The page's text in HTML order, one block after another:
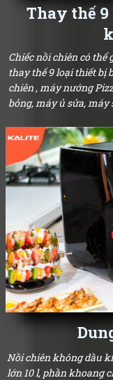
Thay thế 9
Chiếc nồi chiên có
thay thế 9 loại thiết bị
chiên , máy nướng
bỏng, máy ủ sửa, máy
Nồi chiên không dầu
lớn 10 l, phần khoang